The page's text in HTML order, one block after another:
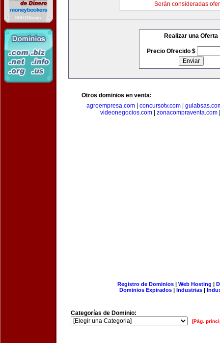
Serán consideradas
Realizar una Oferta
Precio Ofrecido $
Otros dominios en venta:
agroempresa.com
concursotv.com
videonegocios.com
zonacompraventa.com
Registro de Dominios| Web Hosting |
Dominios Expirados | Industrias |
Categorías de Dominio:
[Pág.